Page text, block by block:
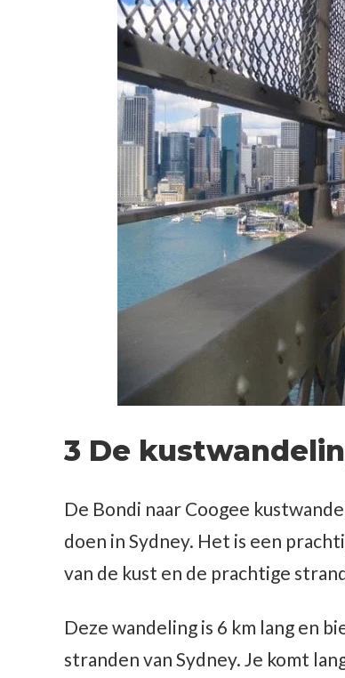
3 De
De Bondi naar Coogee
doen in Sydney. Het is een
van de kust en de prachtige
Deze wandeling is 6 km lang en
stranden van Sydney. Je komt